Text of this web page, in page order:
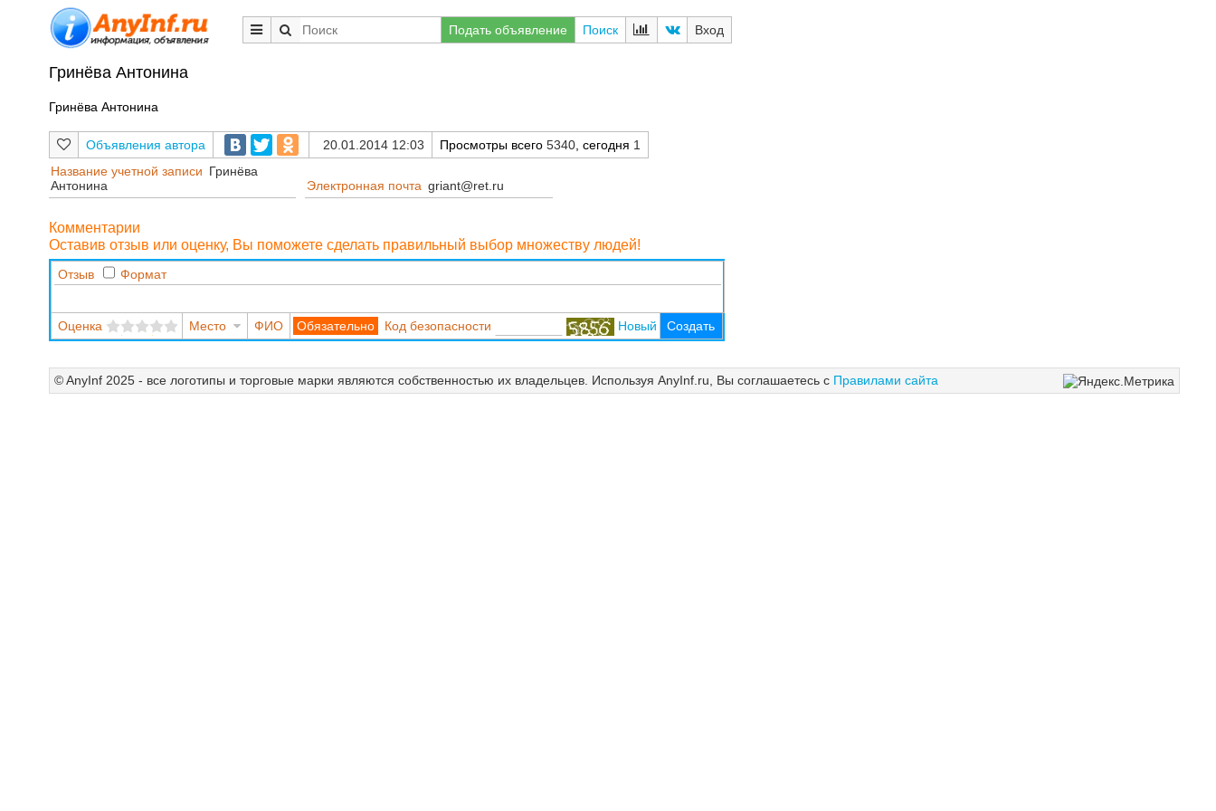
Подать объявление Поиск Вход
Гринёва Антонина
Гринёва Антонина
Объявления автора 20.01.2014 12:03 Просмотры всего 5340, сегодня 1
Название учетной записи Гринёва
Антонина
Электронная почта griant@ret.ru
Комментарии
Оставив отзыв или оценку, Вы поможете сделать правильный выбор множеству людей!
Отзыв Формат
Оценка Место ФИО Код безопасности Новый Создать
© AnyInf 2025 - все логотипы и торговые марки являются собственностью их владельцев. Используя AnyInf.ru, Вы соглашаетесь с Правилами сайта